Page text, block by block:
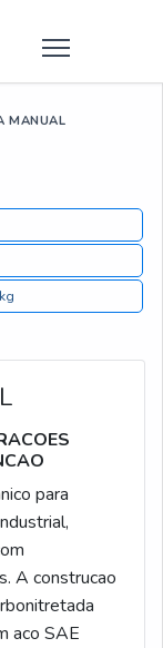
MANUAL
para
A construcao
aco SAE